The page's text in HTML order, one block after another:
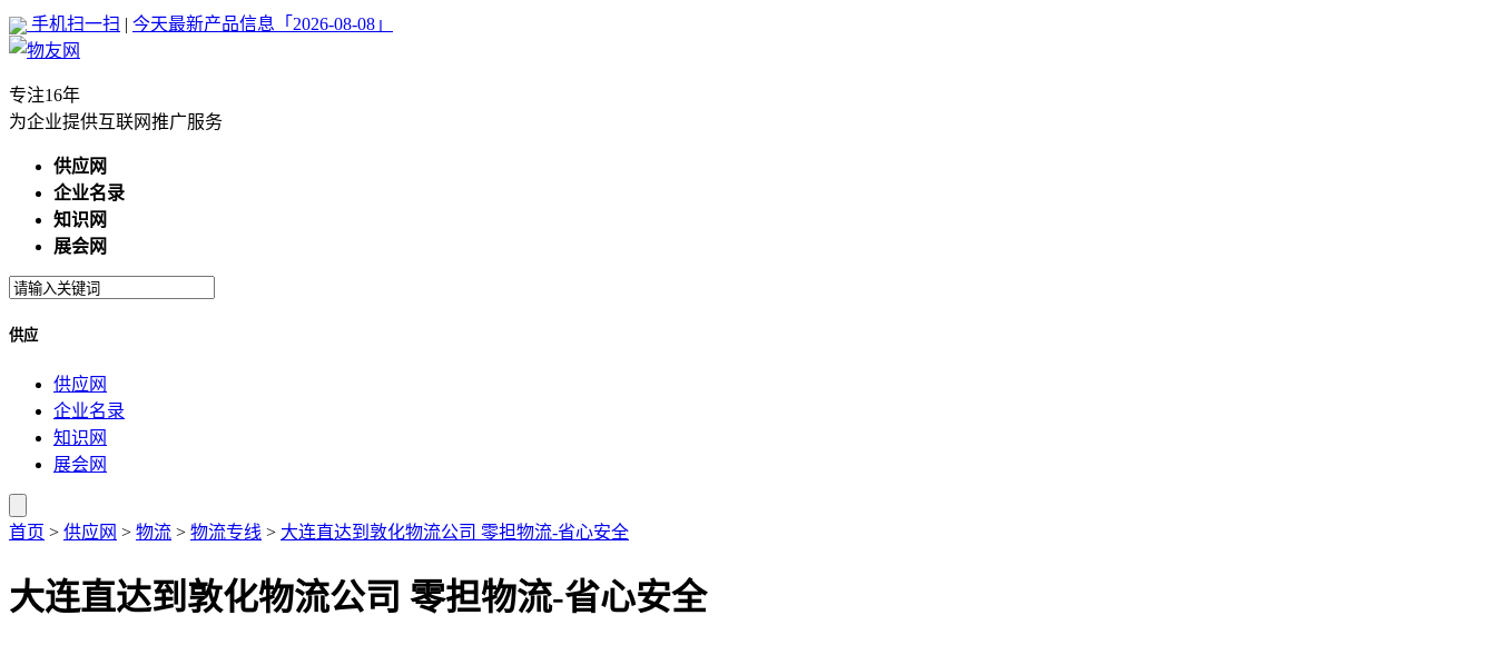
手机扫一扫 | 今天最新产品信息「2026-08-08」
专注16年
为企业提供互联网推广服务
供应网
企业名录
知识网
展会网
供应
供应网
企业名录
知识网
展会网
首页 > 供应网 > 物流 > 物流专线 > 大连直达到敦化物流公司 零担物流-省心安全
大连直达到敦化物流公司 零担物流-省心安全